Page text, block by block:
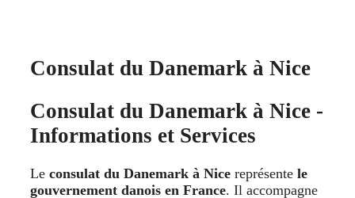
Consulat du Danemark à Nice
Consulat du Danemark à Nice -
Informations et Services
Le consulat du Danemark à Nice représente le
gouvernement danois en France. Il accompagne